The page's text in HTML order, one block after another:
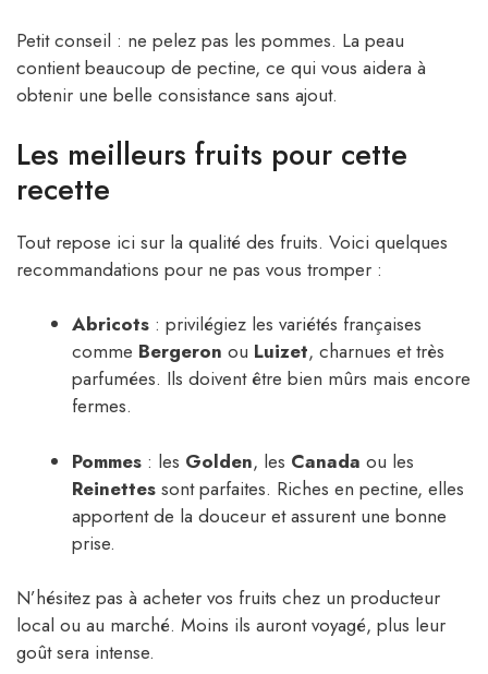
Petit conseil : ne pelez pas les pommes. La peau
contient beaucoup de pectine, ce qui vous aidera à
obtenir une belle consistance sans ajout.
Les meilleurs fruits pour cette
recette
Tout repose ici sur la qualité des fruits. Voici quelques
recommandations pour ne pas vous tromper :
Abricots : privilégiez les variétés françaises
comme Bergeron ou Luizet, charnues et très
parfumées. Ils doivent être bien mûrs mais encore
fermes.
Pommes : les Golden, les Canada ou les
Reinettes sont parfaites. Riches en pectine, elles
apportent de la douceur et assurent une bonne
prise.
N’hésitez pas à acheter vos fruits chez un producteur
local ou au marché. Moins ils auront voyagé, plus leur
goût sera intense.